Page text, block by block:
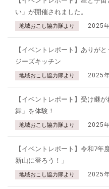
い」が開催されました。
地域おこし協力隊より 2025
【イベントレポート】ありが
ジーズキッチン
地域おこし協力隊より 2025
【イベントレポート】受け継
舞」を体験！
地域おこし協力隊より 2025
【イベントレポート】令和7年
新山に登ろう！」
地域おこし協力隊より 2025